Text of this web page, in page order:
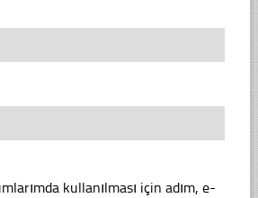
kullanılması için adım, e-